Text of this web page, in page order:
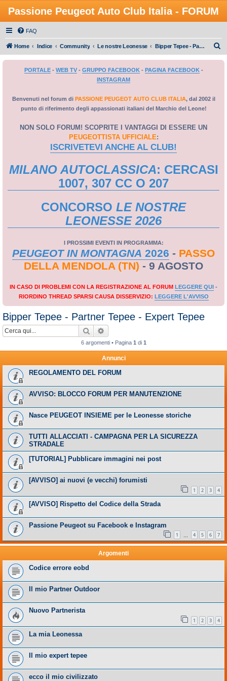
Passione Peugeot Auto Club Italia - FORUM
FAQ
Home Indice Community Le nostre Leonesse Bipper Tepee - Partner Tepee - Expert Tepee
PORTALE- WEB TV- GRUPPO FACEBOOK- PAGINA FACEBOOK-
INSTAGRAM
Benvenuti nel forum di PASSIONE PEUGEOT AUTO CLUB ITALIA, dal 2002 il
punto di riferimento degli appassionati italiani del Marchio del Leone!
NON SOLO FORUM! SCOPRITE I VANTAGGI DI ESSERE UN
PEUGEOTTISTA UFFICIALE:
ISCRIVETEVI ANCHE AL CLUB!
MILANO AUTOCLASSICA: CERCASI
1007, 307 CC O 207
CONCORSO LE NOSTRE
LEONESSE 2026
I PROSSIMI EVENTI IN PROGRAMMA:
PEUGEOT IN MONTAGNA 2026 - PASSO
DELLA MENDOLA (TN) - 9 AGOSTO
IN CASO DI PROBLEMI CON LA REGISTRAZIONE AL FORUM LEGGERE QUI -
RIORDINO THREAD SPARSI CAUSA DISSERVIZIO: LEGGERE L'AVVISO
Bipper Tepee - Partner Tepee - Expert Tepee
Cerca
6 argomenti • Pagina 1 di 1
Annunci
REGOLAMENTO DEL FORUM
AVVISO: BLOCCO FORUM PER MANUTENZIONE
Nasce PEUGEOT INSIEME per le Leonesse storiche
TUTTI ALLACCIATI - CAMPAGNA PER LA SICUREZZA
STRADALE
[TUTORIAL] Pubblicare immagini nei post
[AVVISO] ai nuovi (e vecchi) forumisti
1 2 3 4
[AVVISO] Rispetto del Codice della Strada
Passione Peugeot su Facebook e Instagram
1 4 5 6 7
Argomenti
Codice errore eobd
Il mio Partner Outdoor
Nuovo Partnerista
1 2 3 4
La mia Leonessa
Il mio expert tepee
ecco il mio civilizzato